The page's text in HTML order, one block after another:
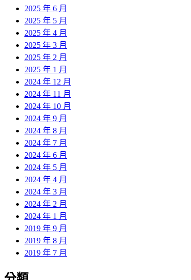
2025 年 6 月
2025 年 5 月
2025 年 4 月
2025 年 3 月
2025 年 2 月
2025 年 1 月
2024 年 12 月
2024 年 11 月
2024 年 10 月
2024 年 9 月
2024 年 8 月
2024 年 7 月
2024 年 6 月
2024 年 5 月
2024 年 4 月
2024 年 3 月
2024 年 2 月
2024 年 1 月
2019 年 9 月
2019 年 8 月
2019 年 7 月